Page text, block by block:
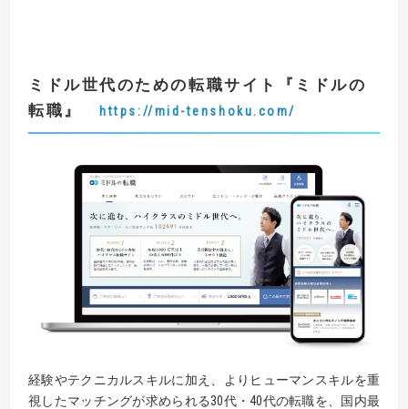
ミドル世代のための転職サイト 『 ミドルの
転職 』https://mid-tenshoku.com/
経験やテクニカルスキルに加え、よりヒューマンスキルを重
視したマッチングが求められる30代・40代の転職を、国内最